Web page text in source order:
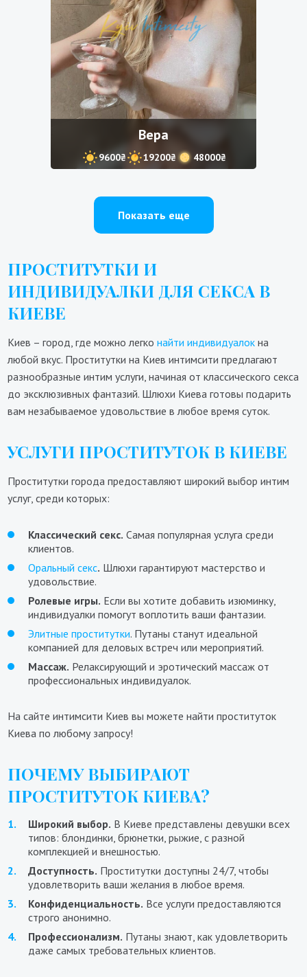
Вера
9600₴ 19200₴ 48000₴
Показать еще
ПРОСТИТУТКИ И
ИНДИВИДУАЛКИ ДЛЯ СЕКСА В
КИЕВЕ
Киев – город, где можно легконайти индивидуалок на
любой вкус. Проститутки на Киев интимсити предлагают
разнообразные интим услуги, начиная от классического секса
до эксклюзивных фантазий. Шлюхи Киева готовы подарить
вам незабываемое удовольствие в любое время суток.
УСЛУГИ ПРОСТИТУТОК В КИЕВЕ
Проститутки города предоставляют широкий выбор интим
услуг, среди которых:
Классический секс. Самая популярная услуга среди
клиентов.
Оральный секс. Шлюхи гарантируют мастерство и
удовольствие.
Ролевые игры. Если вы хотите добавить изюминку,
индивидуалки помогут воплотить ваши фантазии.
Элитные проститутки. Путаны станут идеальной
компанией для деловых встреч или мероприятий.
Массаж. Релаксирующий и эротический массаж от
профессиональных индивидуалок.
На сайте интимсити Киев вы можете найти проституток
Киева по любому запросу!
ПОЧЕМУ ВЫБИРАЮТ
ПРОСТИТУТОК КИЕВА?
Широкий выбор. В Киеве представлены девушки всех
типов: блондинки, брюнетки, рыжие, с разной
комплекцией и внешностью.
Доступность. Проститутки доступны 24/7, чтобы
удовлетворить ваши желания в любое время.
Конфиденциальность. Все услуги предоставляются
строго анонимно.
Профессионализм. Путаны знают, как удовлетворить
даже самых требовательных клиентов.